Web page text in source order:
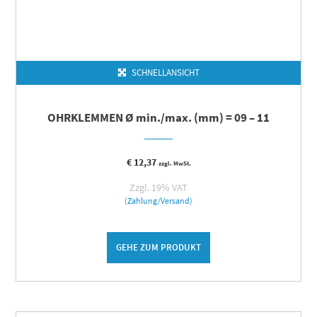
SCHNELLANSICHT
OHRKLEMMEN Ø min./max. (mm) = 09 – 11
€12,37 zzgl. MwSt.
Zzgl. 19% VAT
(Zahlung/Versand)
GEHE ZUM PRODUKT